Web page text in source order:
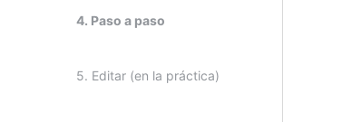
4. Paso a paso
5. Editar (en la práctica)